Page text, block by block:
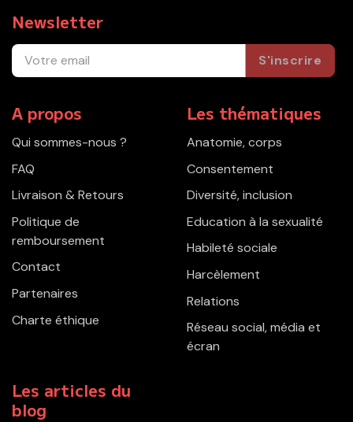
Newsletter
S'inscrire
A propos
Qui sommes-nous ?
FAQ
Livraison & Retours
Politique de
remboursement
Contact
Partenaires
Charte éthique
Les thématiques
Anatomie, corps
Consentement
Diversité, inclusion
Education à la sexualité
Habileté sociale
Harcèlement
Relations
Réseau social, média et
écran
Les articles du
blog